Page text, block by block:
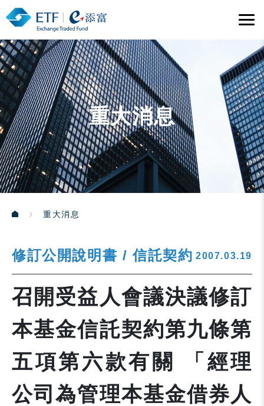
重大消息
重大消息
修訂公開說明書 / 信託契約 2007.03.19
召開受益人會議決議修訂
本基金信託契約第九條第
五項第六款有關 「經理
公司為管理本基金借券人